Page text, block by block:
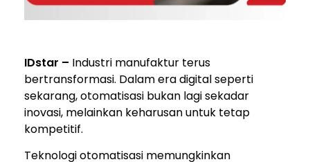
IDstar – Industri manufaktur terus
bertransformasi. Dalam era digital seperti
sekarang, otomatisasi bukan lagi sekadar
inovasi, melainkan keharusan untuk tetap
kompetitif.
Teknologi otomatisasi memungkinkan